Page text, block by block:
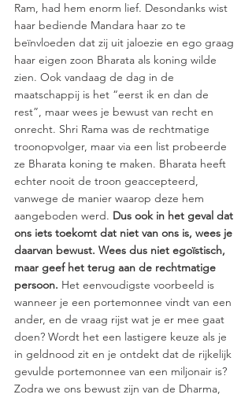
Ram, had hem enorm lief. Desondanks wist
haar bediende Mandara haar zo te
beïnvloeden dat zij uit jaloezie en ego graag
haar eigen zoon Bharata als koning wilde
zien. Ook vandaag de dag in de
maatschappij is het “eerst ik en dan de
rest”, maar wees je bewust van recht en
onrecht. Shri Rama was de rechtmatige
troonopvolger, maar via een list probeerde
ze Bharata koning te maken. Bharata heeft
echter nooit de troon geaccepteerd,
vanwege de manier waarop deze hem
aangeboden werd. Dus ook in het geval dat
ons iets toekomt dat niet van ons is, wees je
daarvan bewust. Wees dus niet egoïstisch,
maar geef het terug aan de rechtmatige
persoon. Het eenvoudigste voorbeeld is
wanneer je een portemonnee vindt van een
ander, en de vraag rijst wat je er mee gaat
doen? Wordt het een lastigere keuze als je
in geldnood zit en je ontdekt dat de rijkelijk
gevulde portemonnee van een miljonair is?
Zodra we ons bewust zijn van de Dharma,